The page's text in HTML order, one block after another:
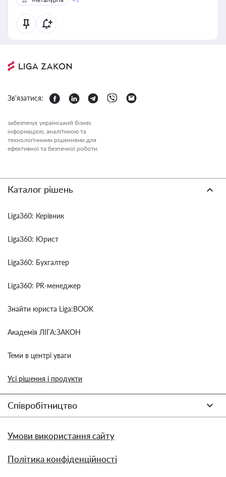
Зв'язатися:
забезпечує український бізнес
інформацією, аналітикою та
технологічними рішеннями для
ефективної та безпечної роботи.
Каталог рішень
Liga360: Керівник
Liga360: Юрист
Liga360: Бухгалтер
Liga360: PR-менеджер
Знайти юриста Liga:BOOK
Академія ЛІГА:ЗАКОН
Теми в центрі уваги
Усі рішення і продукти
Співробітництво
Умови використання сайту
Політика конфіденційності